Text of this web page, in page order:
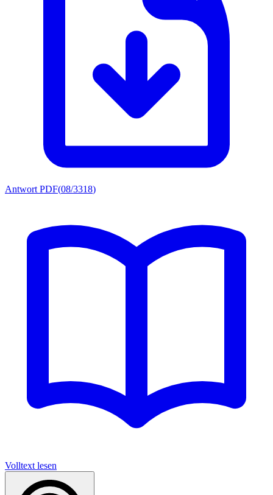
Antwort PDF(08/3318)
Volltext lesen